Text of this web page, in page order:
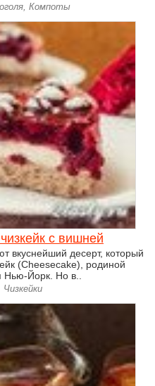
Компоты
с вишней
вкуснейший десерт, который
(Cheesecake), родиной
Нью-Йорк. Но в..